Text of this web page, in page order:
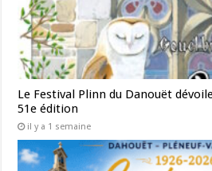
Le Festival Plinn du Danouët
51e édition
il y a 1 semaine